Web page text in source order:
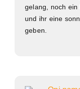
gelang, noch
und ihr eine
geben.